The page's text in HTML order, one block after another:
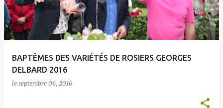
c
BAPTÊMES DES VARIÉTÉS DE ROSIERS GEORGES
DELBARD 2016
le septembre 06, 2016